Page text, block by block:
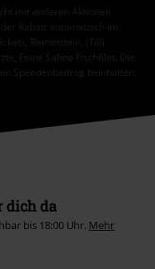
mit anderen Aktionen
Rabatt automatisch im
Rammstein, (Till)
Feine Sahne Fischfilet, Die
Spendenbeitrag beinhalten,
dich da
bis 18:00 Uhr. Mehr